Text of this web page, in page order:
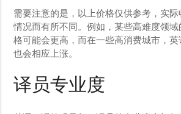
需要注意的是，以上价格仅供参考，实
情况而有所不同。例如，某些高难度领
格可能会更高，而在一些高消费城市，
也会相应上涨。
译员专业度